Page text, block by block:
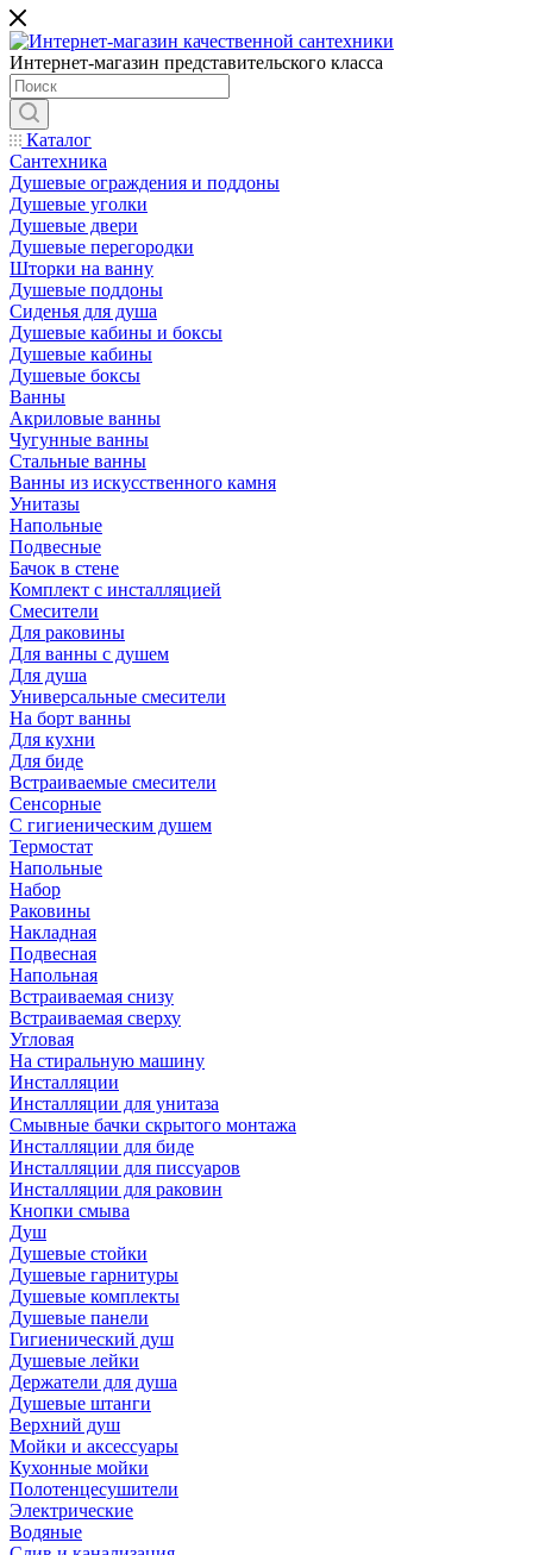
Интернет-магазин представительского класса
Каталог
Сантехника
Душевые ограждения и поддоны
Душевые уголки
Душевые двери
Душевые перегородки
Шторки на ванну
Душевые поддоны
Сиденья для душа
Душевые кабины и боксы
Душевые кабины
Душевые боксы
Ванны
Акриловые ванны
Чугунные ванны
Стальные ванны
Ванны из искусственного камня
Унитазы
Напольные
Подвесные
Бачок в стене
Комплект с инсталляцией
Смесители
Для раковины
Для ванны с душем
Для душа
Универсальные смесители
На борт ванны
Для кухни
Для биде
Встраиваемые смесители
Сенсорные
С гигиеническим душем
Термостат
Напольные
Набор
Раковины
Накладная
Подвесная
Напольная
Встраиваемая снизу
Встраиваемая сверху
Угловая
На стиральную машину
Инсталляции
Инсталляции для унитаза
Смывные бачки скрытого монтажа
Инсталляции для биде
Инсталляции для писсуаров
Инсталляции для раковин
Кнопки смыва
Душ
Душевые стойки
Душевые гарнитуры
Душевые комплекты
Душевые панели
Гигиенический душ
Душевые лейки
Держатели для душа
Душевые штанги
Верхний душ
Мойки и аксессуары
Кухонные мойки
Полотенцесушители
Электрические
Водяные